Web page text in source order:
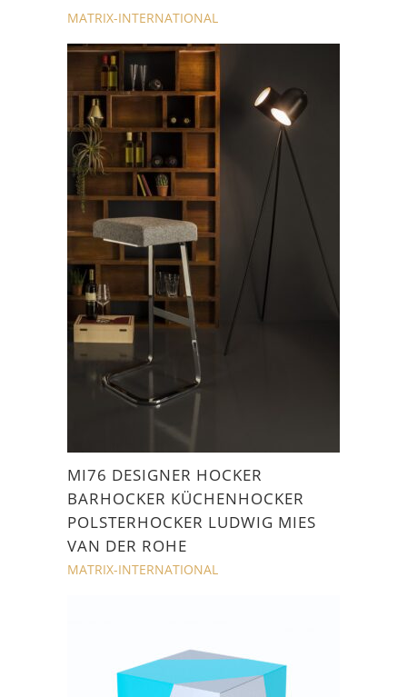
MATRIX-INTERNATIONAL
MI76 DESIGNER HOCKER
BARHOCKER KÜCHENHOCKER
POLSTERHOCKER LUDWIG MIES
VAN DER ROHE
MATRIX-INTERNATIONAL